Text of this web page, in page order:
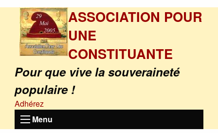
ASSOCIATION POUR
UNE
CONSTITUANTE
Pour que vive la souveraineté
populaire !
Adhérez
Menu